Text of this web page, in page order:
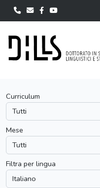
Curriculum
Mese
Filtra per lingua